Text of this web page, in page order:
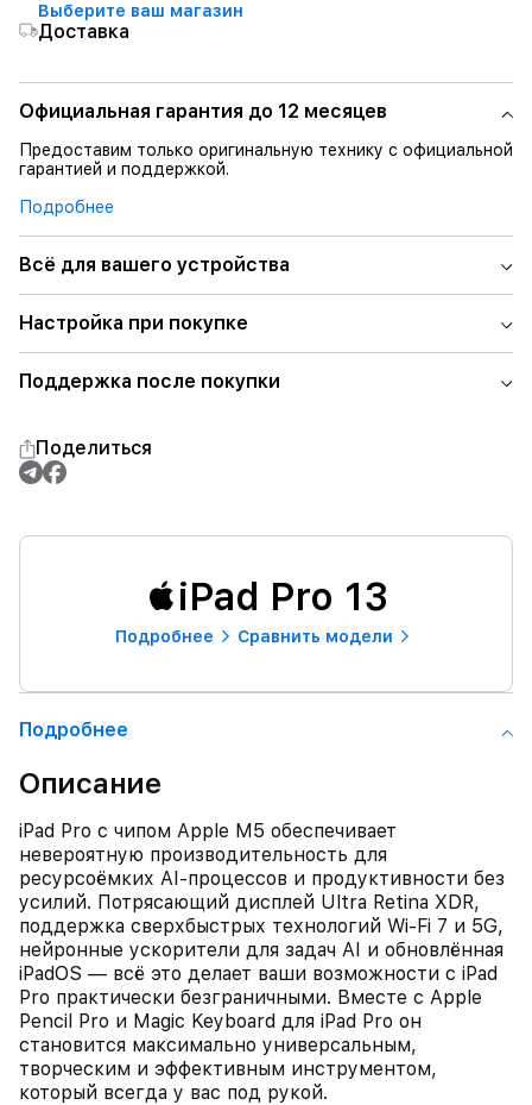
Выберите ваш магазин
Доставка
Официальная гарантия до 12 месяцев
Предоставим только оригинальную технику с официальной
гарантией и поддержкой.
Подробнее
Всё для вашего устройства
Настройка при покупке
Поддержка после покупки
Поделиться
iPad Pro 13
Подробнее Сравнить модели
Подробнее
Описание
iPad Pro с чипом Apple M5 обеспечивает
невероятную производительность для
ресурсоёмких AI‑процессов и продуктивности без
усилий. Потрясающий дисплей Ultra Retina XDR,
поддержка сверхбыстрых технологий Wi‑Fi 7 и 5G,
нейронные ускорители для задач AI и обновлённая
iPadOS — всё это делает ваши возможности с iPad
Pro практически безграничными. Вместе с Apple
Pencil Pro и Magic Keyboard для iPad Pro он
становится максимально универсальным,
творческим и эффективным инструментом,
который всегда у вас под рукой.